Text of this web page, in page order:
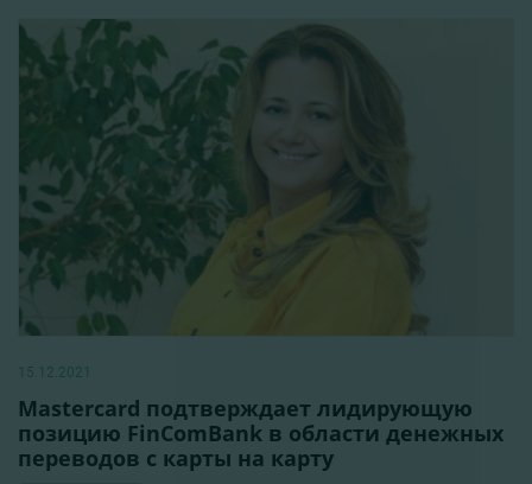
15.12.2021
Mastercard подтверждает лидирующую
позицию FinComBank в области денежных
переводов с карты на карту